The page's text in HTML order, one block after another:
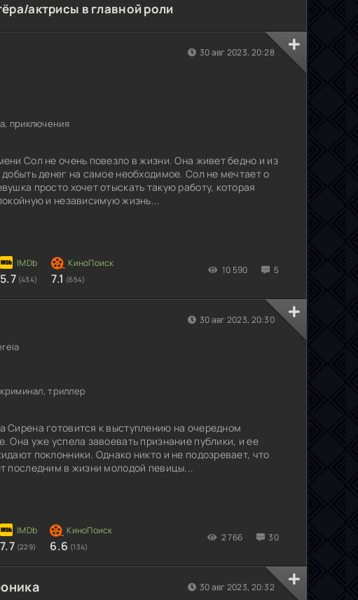
актрисы в главной роли
приключения
Сол не очень повезло в жизни. Она живет бедно и из
денег на самое необходимое. Сол не мечтает о
просто хочет отыскать такую работу, которая
и независимую жизнь...
5.7 (434) 7.1 (654)
10 590 5
30 авг 2023, 20:28
триллер
Сирена готовится к выступлению на очередном
Она уже успела завоевать признание публики, и ее
поклонники. Однако никто и не подозревает, что
последним в жизни молодой певицы...
7.7 (229) 6.6 (134)
2 766 30
30 авг 2023, 20:30
30 авг 2023, 20:32